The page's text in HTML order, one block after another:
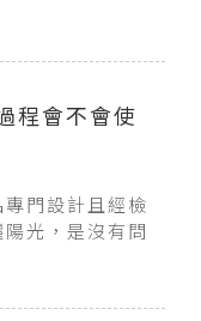
程會不會使
門設計且經檢
光，是沒有問